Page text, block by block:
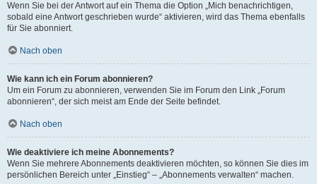
Wenn Sie bei der Antwort auf ein Thema die Option „Mich benachrichtigen,
sobald eine Antwort geschrieben wurde“ aktivieren, wird das Thema ebenfalls
für Sie abonniert.
Nach oben
Wie kann ich ein Forum abonnieren?
Um ein Forum zu abonnieren, verwenden Sie im Forum den Link „Forum
abonnieren“, der sich meist am Ende der Seite befindet.
Nach oben
Wie deaktiviere ich meine Abonnements?
Wenn Sie mehrere Abonnements deaktivieren möchten, so können Sie dies im
persönlichen Bereich unter „Einstieg“ – „Abonnements verwalten“ machen.